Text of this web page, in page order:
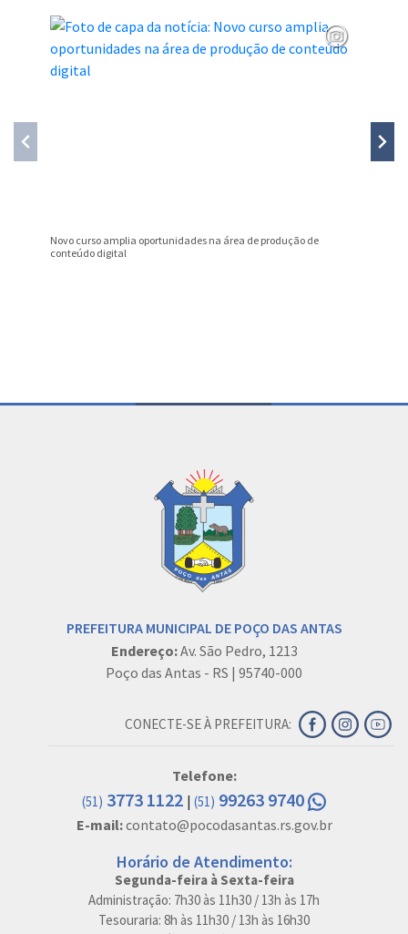
Novo curso amplia oportunidades na área de produção de
conteúdo digital
PREFEITURA MUNICIPAL DE POÇO DAS ANTAS
Endereço:Av. São Pedro, 1213
Poço das Antas - RS | 95740-000
CONECTE-SE À PREFEITURA:
Telefone:
(51) 3773 1122 | (51) 99263 9740
E-mail:contato@pocodasantas.rs.gov.br
Horário de Atendimento:
Segunda-feira à Sexta-feira
Administração: 7h30 às 11h30 / 13h às 17h
Tesouraria: 8h às 11h30 / 13h às 16h30